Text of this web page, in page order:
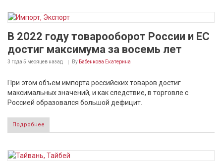
В 2022 году товарооборот России и ЕС
достиг максимума за восемь лет
3 года 5 месяцев назад By Бабенкова Екатерина
При этом объем импорта российских товаров достиг
максимальных значений, и как следствие, в торговле с
Россией образовался большой дефицит.
Подробнее